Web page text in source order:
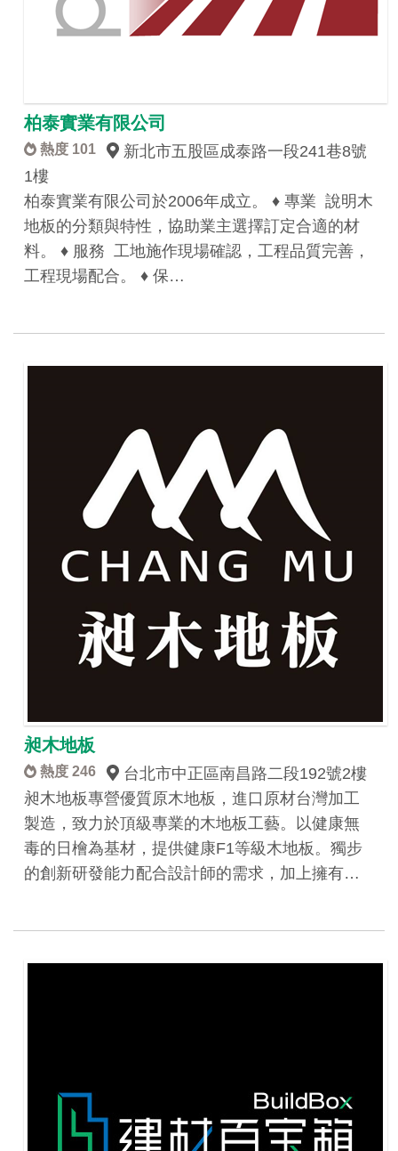
柏泰實業有限公司
熱度 101
新北市五股區成泰路一段241巷8號
1樓
柏泰實業有限公司於2006年成立。 ♦ 專業 說明木
地板的分類與特性，協助業主選擇訂定合適的材
料。 ♦ 服務 工地施作現場確認，工程品質完善，
工程現場配合。 ♦ 保…
昶木地板
熱度 246
台北市中正區南昌路二段192號2樓
昶木地板專營優質原木地板，進口原材台灣加工
製造，致力於頂級專業的木地板工藝。以健康無
毒的日檜為基材，提供健康F1等級木地板。獨步
的創新研發能力配合設計師的需求，加上擁有…